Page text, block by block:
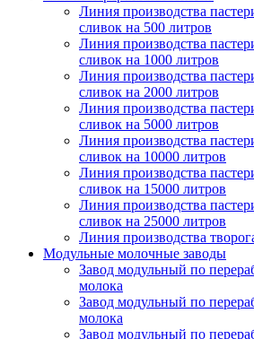
Линия производства
сливок на 500 литров
Линия производства
сливок на 1000 литров
Линия производства
сливок на 2000 литров
Линия производства
сливок на 5000 литров
Линия производства
сливок на 10000 литров
Линия производства
сливок на 15000 литров
Линия производства
сливок на 25000 литров
Линия производства
Модульные молочные заводы
Завод модульный по
молока
Завод модульный по
молока
Завод модульный по